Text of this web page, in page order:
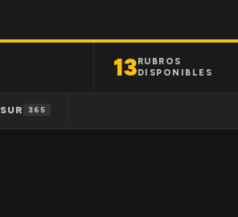
13RUBROS
DISPONIBLES
SUR 365